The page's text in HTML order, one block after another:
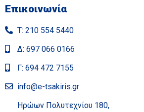
Επικοινωνία
Τ: 210 554 5440
Δ: 697 066 0166
Γ: 694 472 7155
info@e-tsakiris.gr
Ηρώων Πολυτεχνίου 180,